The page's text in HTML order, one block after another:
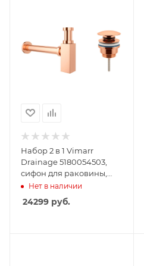
Набор 2 в 1 Vimarr
Drainage 5180054503,
сифон для раковины,
донный клапан
универсальный, розовое
золото
Нет в наличии
24299 руб.